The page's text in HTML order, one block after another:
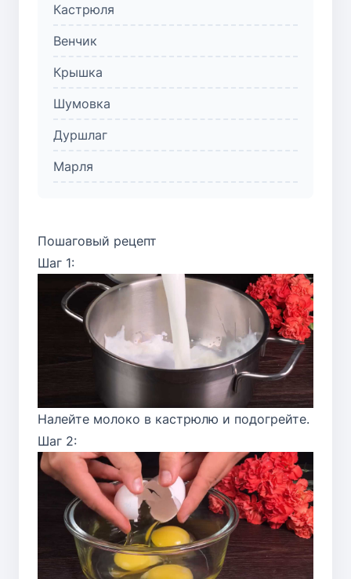
Кастрюля
Венчик
Крышка
Шумовка
Дуршлаг
Марля
Пошаговый рецепт
Шаг 1:
Налейте молоко в кастрюлю и подогрейте.
Шаг 2: